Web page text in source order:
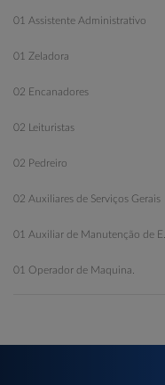
01 Assistente Administrativo
01 Zeladora
02 Encanadores
02 Leituristas
02 Pedreiro
02 Auxiliares de Serviços Gerais
01 Auxiliar de Manutenção de
01 Operador de Maquina.